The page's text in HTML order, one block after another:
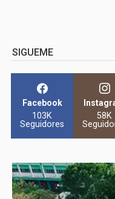
SIGUEME
Facebook
103K
Seguidores
58K